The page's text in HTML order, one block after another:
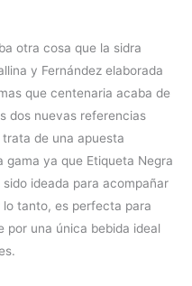
otra cosa que la sidra
y Fernández elaborada
que centenaria acaba de
dos nuevas referencias
de una apuesta
ya que Etiqueta Negra
ideada para acompañar
tanto, es perfecta para
por una única bebida ideal